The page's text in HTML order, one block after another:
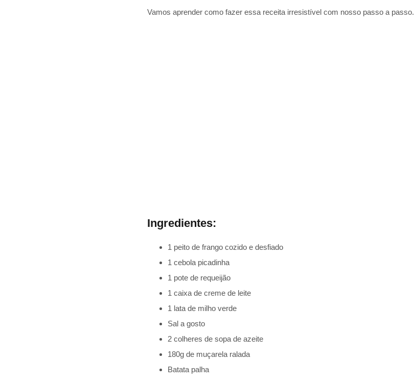
Vamos aprender como fazer essa receita irresistível com nosso passo a passo.
Ingredientes:
1 peito de frango cozido e desfiado
1 cebola picadinha
1 pote de requeijão
1 caixa de creme de leite
1 lata de milho verde
Sal a gosto
2 colheres de sopa de azeite
180g de muçarela ralada
Batata palha